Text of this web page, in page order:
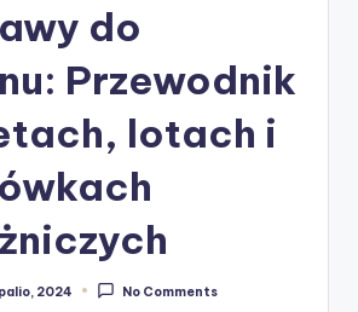
do
Przewodnik
lotach i
2024 No Comments